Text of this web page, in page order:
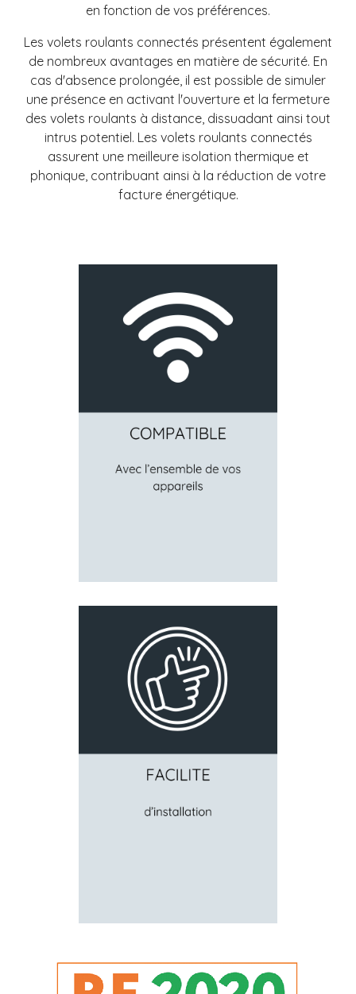
en fonction de vos préférences.
Les volets roulants connectés présentent également
de nombreux avantages en matière de sécurité. En
cas d'absence prolongée, il est possible de simuler
une présence en activant l'ouverture et la fermeture
des volets roulants à distance, dissuadant ainsi tout
intrus potentiel. Les volets roulants connectés
assurent une meilleure isolation thermique et
phonique, contribuant ainsi à la réduction de votre
facture énergétique.